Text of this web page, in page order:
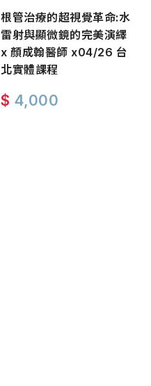
根管治療的超視覺革命:水
雷射與顯微鏡的完美演繹
x 顏成翰醫師 x04/26 台
北實體課程
$ 4,000